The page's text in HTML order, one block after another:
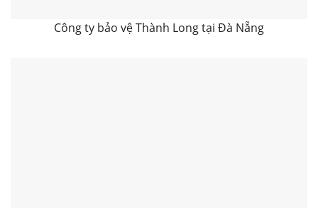
Công ty bảo vệ Thành Long tại Đà Nẵng